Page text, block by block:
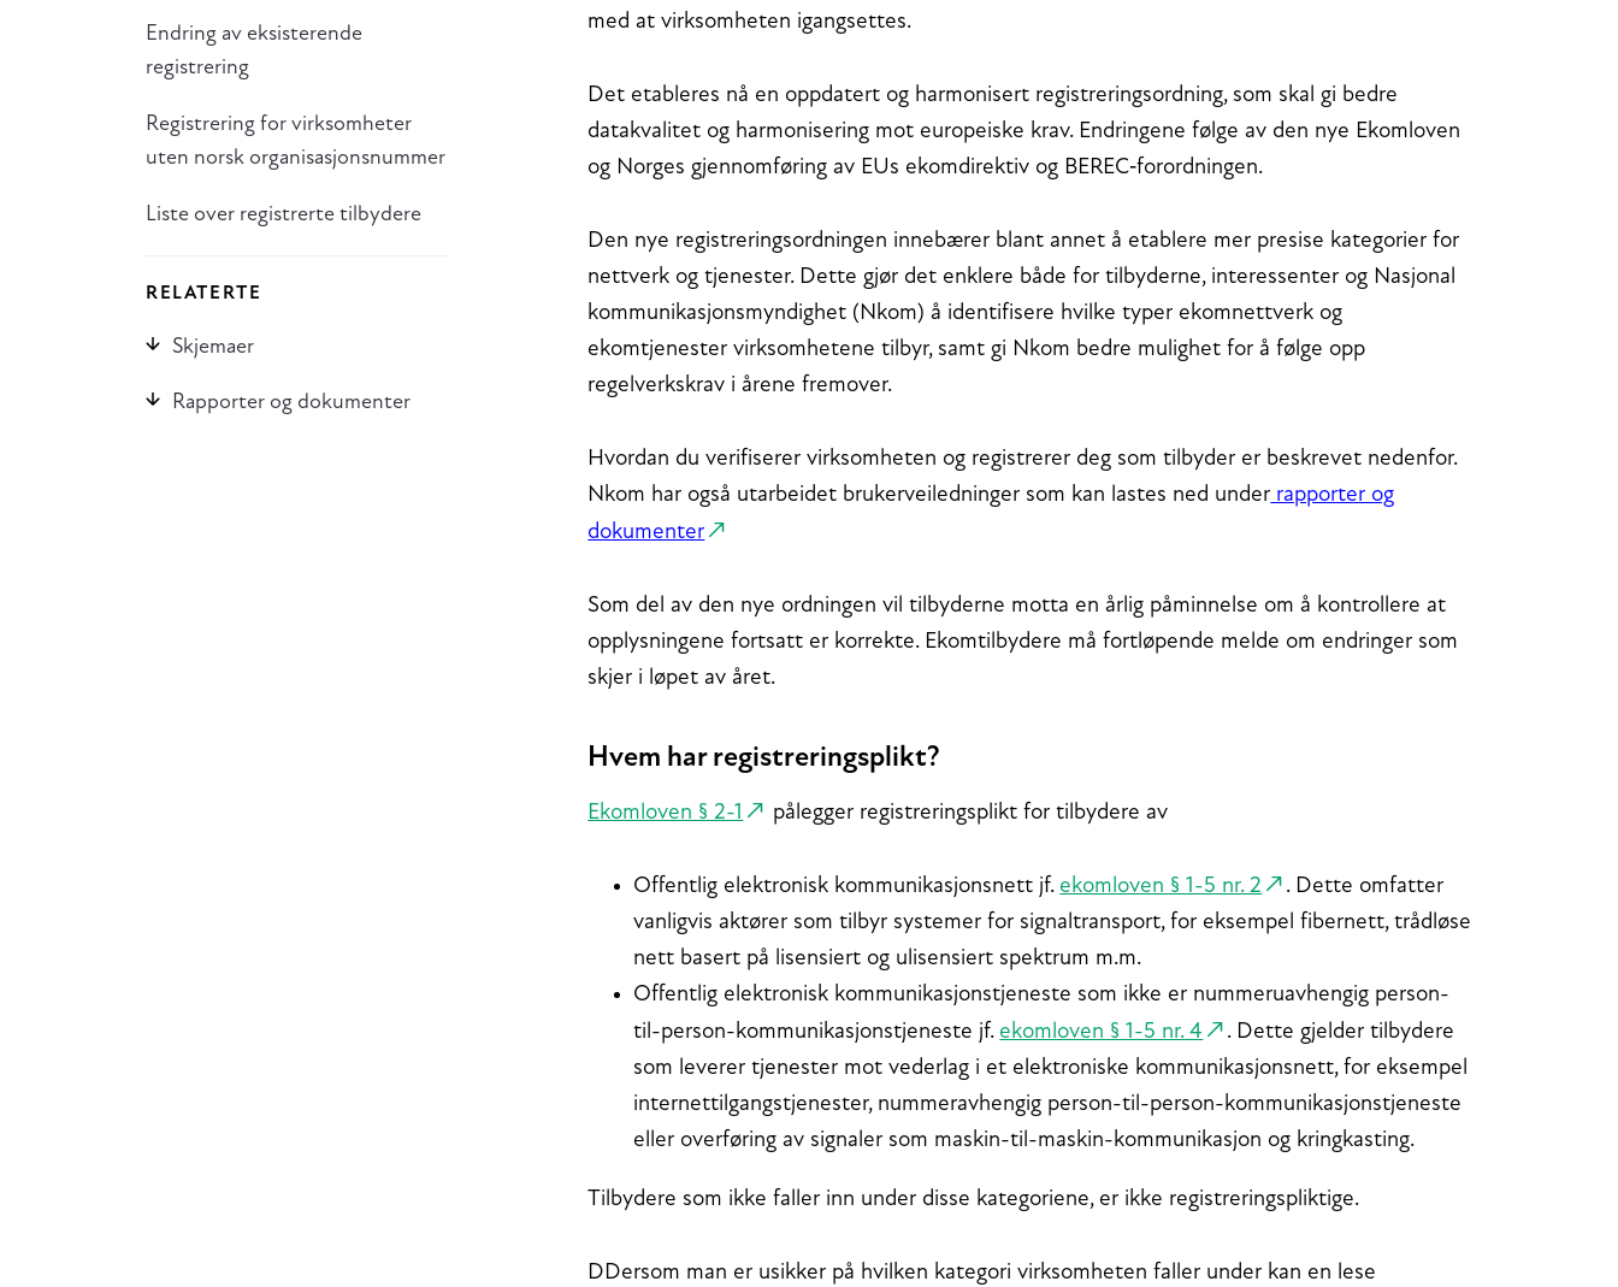
Endring av eksisterende
registrering
Registrering for virksomheter
uten norsk organisasjonsnummer
Liste over registrerte tilbydere
RELATERTE
Skjemaer
Rapporter og dokumenter
med at virksomheten igangsettes.
Det etableres nå en oppdatert og harmonisert registreringsordning, som skal gi bedre
datakvalitet og harmonisering mot europeiske krav. Endringene følge av den nye Ekomloven
og Norges gjennomføring av EUs ekomdirektiv og BEREC‑forordningen.
Den nye registreringsordningen innebærer blant annet å etablere mer presise kategorier for
nettverk og tjenester. Dette gjør det enklere både for tilbyderne, interessenter og Nasjonal
kommunikasjonsmyndighet (Nkom) å identifisere hvilke typer ekomnettverk og
ekomtjenester virksomhetene tilbyr, samt gi Nkom bedre mulighet for å følge opp
regelverkskrav i årene fremover.
Hvordan du verifiserer virksomheten og registrerer deg som tilbyder er beskrevet nedenfor.
Nkom har også utarbeidet brukerveiledninger som kan lastes ned under rapporter og
dokumenter
Som del av den nye ordningen vil tilbyderne motta en årlig påminnelse om å kontrollere at
opplysningene fortsatt er korrekte. Ekomtilbydere må fortløpende melde om endringer som
skjer i løpet av året.
Hvem har registreringsplikt?
Ekomloven § 2-1 pålegger registreringsplikt for tilbydere av
Offentlig elektronisk kommunikasjonsnett jf. ekomloven § 1-5 nr. 2
. Dette omfatter
vanligvis aktører som tilbyr systemer for signaltransport, for eksempel fibernett, trådløse
nett basert på lisensiert og ulisensiert spektrum m.m.
Offentlig elektronisk kommunikasjonstjeneste som ikke er nummeruavhengig person-
til-person-kommunikasjonstjeneste jf. ekomloven § 1-5 nr. 4
. Dette gjelder tilbydere
som leverer tjenester mot vederlag i et elektroniske kommunikasjonsnett, for eksempel
internettilgangstjenester, nummeravhengig person-til-person-kommunikasjonstjeneste
eller overføring av signaler som maskin-til-maskin-kommunikasjon og kringkasting.
Tilbydere som ikke faller inn under disse kategoriene, er ikke registreringspliktige.
DDersom man er usikker på hvilken kategori virksomheten faller under kan en lese